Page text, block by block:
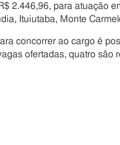
2.446,96, para atuação
Ituiutaba, Monte
concorrer ao cargo é
ofertadas, quatro